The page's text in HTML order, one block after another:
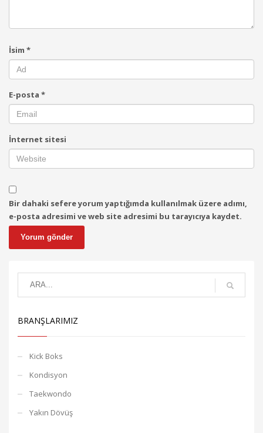
İsim *
E-posta *
İnternet sitesi
Bir dahaki sefere yorum yaptığımda kullanılmak üzere adımı,
e-posta adresimi ve web site adresimi bu tarayıcıya kaydet.
BRANŞLARIMIZ
Kick Boks
Kondisyon
Taekwondo
Yakın Dövüş